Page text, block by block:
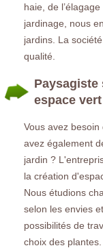
haie, de
jardinage, nous
jardins. La
qualité.
Paysagiste
espace
Vous avez
avez également
jardin ?
la création
Nous étudions
selon les envies
possibilités de
choix des